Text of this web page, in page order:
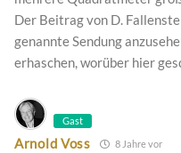
Der Beitrag von D.
genannte Sendung
erhaschen, worüber hier
Gast
Arnold Voss 8 Jahre vor